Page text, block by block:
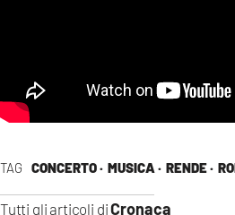
TAG CONCERTO · MUSICA · RENDE ·
Tutti gli articoli diCronaca